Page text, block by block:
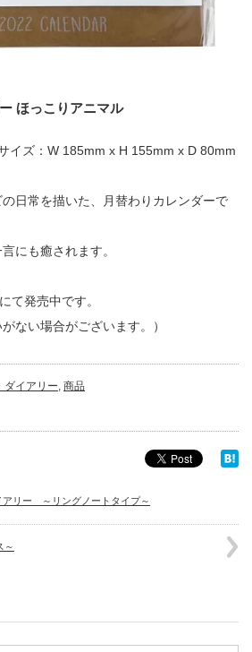
ほっこりアニマル
イズ：W 185mm x H 155mm x D 80mm
日常を描いた、月替わりカレンダーで
にも癒されます。
て発売中です。
ない場合がございます。）
ダイアリー, 商品
リー ～リングノートタイプ～
～